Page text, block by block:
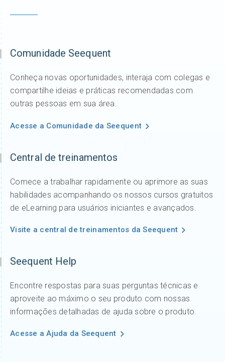
Comunidade Seequent
Conheça novas oportunidades, interaja com colegas e
compartilhe ideias e práticas recomendadas com
outras pessoas em sua área.
Acesse a Comunidade da Seequent
Central de treinamentos
Comece a trabalhar rapidamente ou aprimore as suas
habilidades acompanhando os nossos cursos gratuitos
de eLearning para usuários iniciantes e avançados.
Visite a central de treinamentos da Seequent
Seequent Help
Encontre respostas para suas perguntas técnicas e
aproveite ao máximo o seu produto com nossas
informações detalhadas de ajuda sobre o produto.
Acesse a Ajuda da Seequent